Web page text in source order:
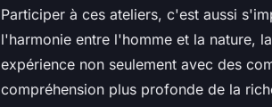
Participer à ces ateliers, c'est aussi
l'harmonie entre l'homme et la nature,
expérience non seulement avec des
compréhension plus profonde de la